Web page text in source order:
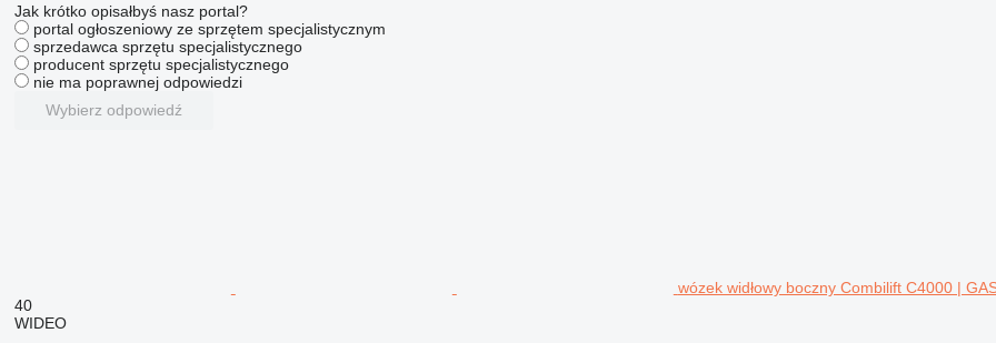
Jak krótko opisałbyś nasz portal?
portal ogłoszeniowy ze sprzętem specjalistycznym
sprzedawca sprzętu specjalistycznego
producent sprzętu specjalistycznego
nie ma poprawnej odpowiedzi
Wybierz odpowiedź
wózek widłowy boczny Combilift C4000 |
40
WIDEO